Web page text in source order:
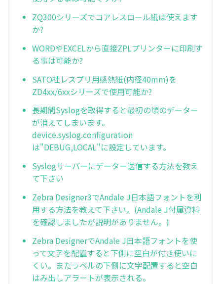
ZQ300シリーズでコアレスロール紙は使えます
か?
WORDやEXCELから直接ZPLプリンターに印刷す
る事は可能か?
SATO社レスプリ用感熱紙(内径40mm)を
ZD4xx/6xxシリーズで使用可能か?
長期間Syslogを取得すると最初の頃のデーター
が消えてしまいます。
device.syslog.configuration
は"DEBUG,LOCAL"に設定しています。
Syslogサーバーにデーター送信する方法を教え
て下さい
Zebra Designer3でAndale J日本語フォントを利
用する方法を教えて下さい。(Andale J付属資料
を確認しましたが説明がありません。)
Zebra DesignerでAndale J日本語フォントを使
って文字を配置すると下側に空白が付き使いに
くい。またラベルの下側に文字配置すると空白
はみ出しアラートが表示される。